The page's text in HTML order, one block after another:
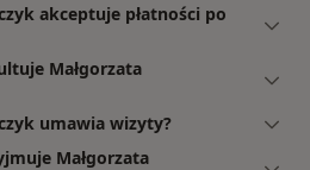
akceptuje płatności po
Małgorzata
umawia wizyty?
Małgorzata